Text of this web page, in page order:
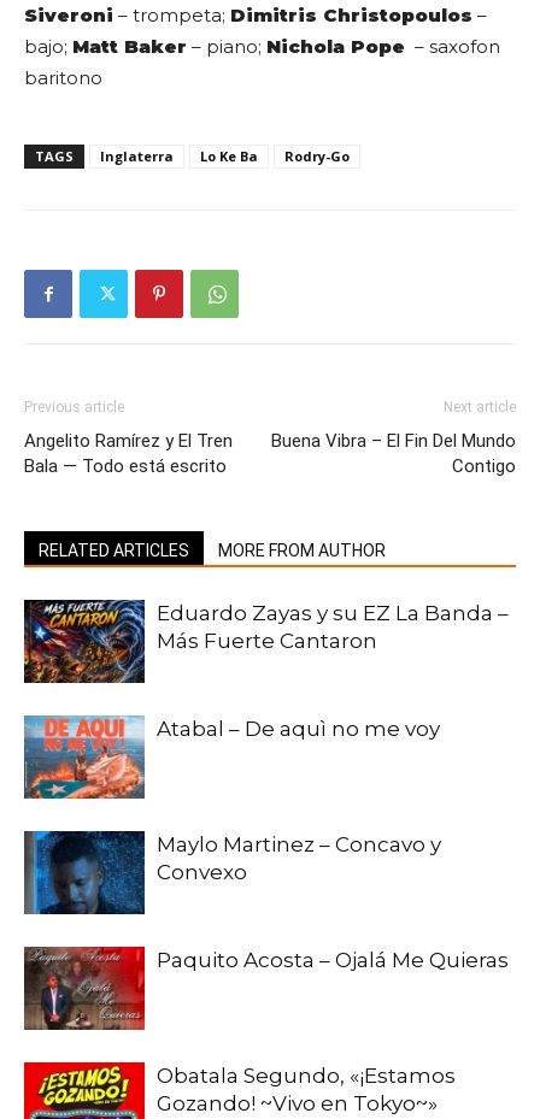
Siveroni – trompeta; Dimitris Christopoulos –
bajo; Matt Baker – piano; Nichola Pope – saxofon
baritono
TAGS Inglaterra Lo Ke Ba Rodry-Go
Previous article
Angelito Ramírez y El Tren
Bala — Todo está escrito
Next article
Buena Vibra – El Fin Del Mundo
Contigo
RELATED ARTICLES MORE FROM AUTHOR
Eduardo Zayas y su EZ La Banda –
Más Fuerte Cantaron
Atabal – De aquì no me voy
Maylo Martinez – Concavo y
Convexo
Paquito Acosta – Ojalá Me Quieras
Obatala Segundo, «¡Estamos
Gozando! ~Vivo en Tokyo~»